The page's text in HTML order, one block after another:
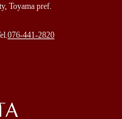
Toyama pref.
076-441-2820